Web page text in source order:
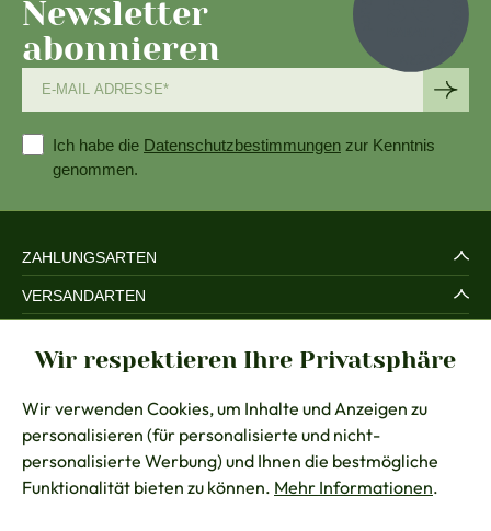
Newsletter
abonnieren
Ich habe die Datenschutzbestimmungen zur Kenntnis
genommen.
ZAHLUNGSARTEN
VERSANDARTEN
RECHTLICHES
BERATUNG
KONTAKT
Wir respektieren Ihre Privatsphäre
Wir verwenden Cookies, um Inhalte und Anzeigen zu
personalisieren (für personalisierte und nicht-
personalisierte Werbung) und Ihnen die bestmögliche
Funktionalität bieten zu können. Mehr Informationen.